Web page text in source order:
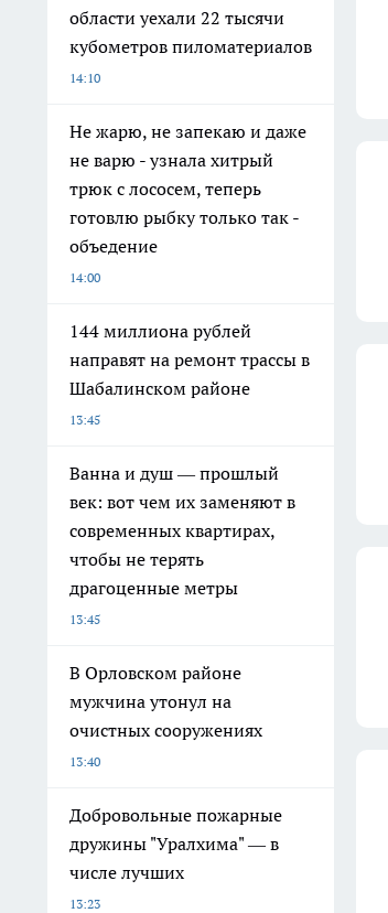
области уехали 22 тысячи
кубометров пиломатериалов
14:10
Не жарю, не запекаю и даже
не варю - узнала хитрый
трюк с лососем, теперь
готовлю рыбку только так -
объедение
14:00
144 миллиона рублей
направят на ремонт трассы в
Шабалинском районе
13:45
Ванна и душ — прошлый
век: вот чем их заменяют в
современных квартирах,
чтобы не терять
драгоценные метры
13:45
В Орловском районе
мужчина утонул на
очистных сооружениях
13:40
Добровольные пожарные
дружины "Уралхима" — в
числе лучших
13:23